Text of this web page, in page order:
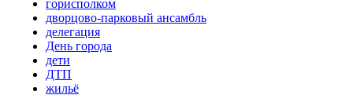
горисполком
дворцово-парковый ансамбль
делегация
День города
дети
ДТП
жильё